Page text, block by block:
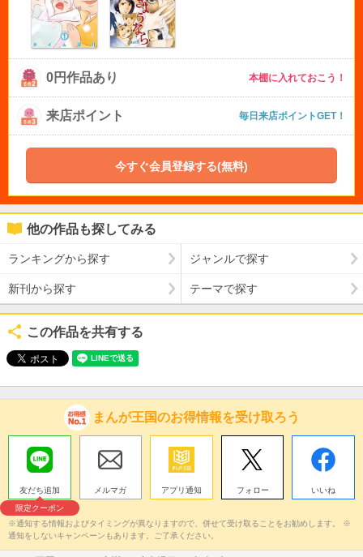
0円作品あり 本棚に入れておこう！
来店ポイント 毎日来店ポイントGET！
今すぐ会員登録する(無料)
他の作品も探してみる
ランキングから探す ジャンルで探す
新刊から探す テーマで探す
この作品を共有する
まんが王国のお得情報を受け取ろう
友だち追加
限定クーポン
メルマガ アプリ通知 フォロー いいね
※通知する情報およびタイミングが異なりますので、併せて受け取ることをお勧めします。 ※
通知をしないキャンペーンもあります。ご了承ください。